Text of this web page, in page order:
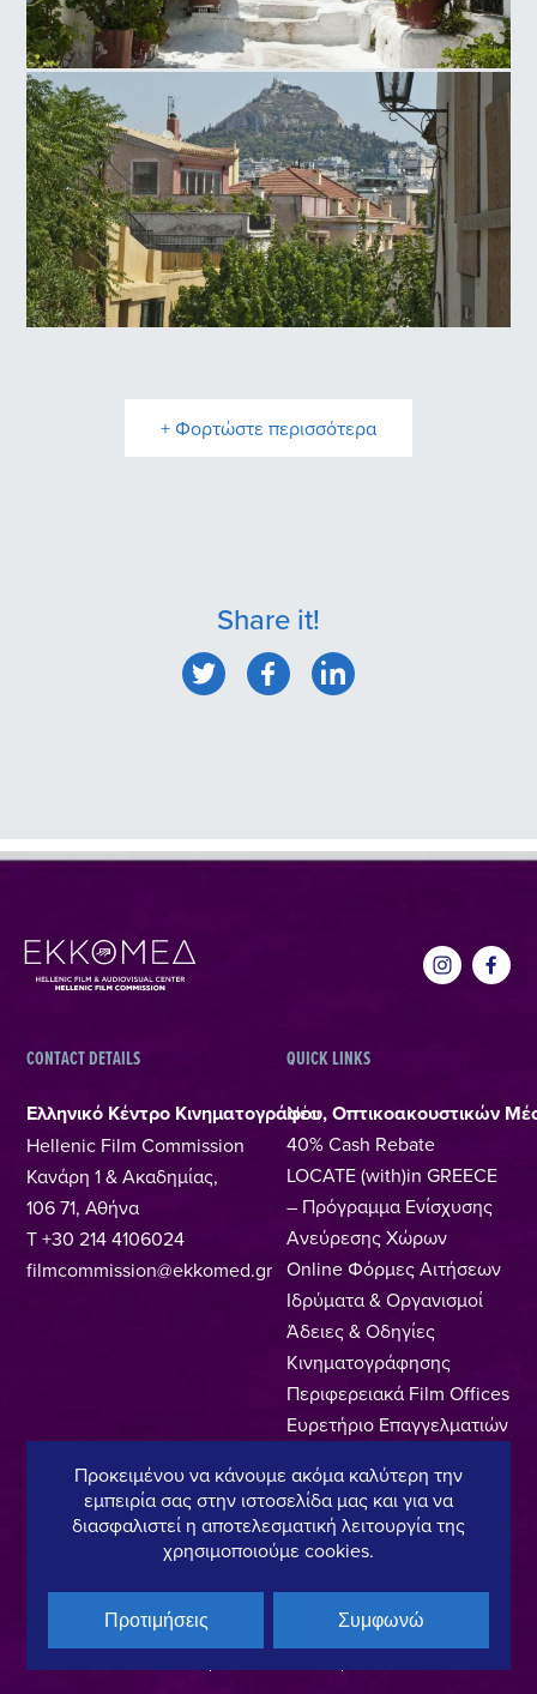
Αναφιώτικα
+ Φορτώστε περισσότερα
Share it!
CONTACT DETAILS
Ελληνικό Κέντρο Κινηματογράφου, Οπτικοακουστικών
Hellenic Film Commission
Κανάρη 1 & Ακαδημίας,
106 71, Αθήνα
T +30 214 4106024
filmcommission@ekkomed.gr
QUICK LINKS
Νέα
40% Cash Rebate
LOCATE (with)in GREECE
– Πρόγραμμα Ενίσχυσης
Ανεύρεσης Χώρων
Online Φόρμες Αιτήσεων
Ιδρύματα & Οργανισμοί
Άδειες & Οδηγίες
Κινηματογράφησης
Περιφερειακά Film Offices
Ευρετήριο Επαγγελματιών
Made In Greece
Greek Facts
Επικοινωνία
Πολιτική Απορρήτου Όροι Χρήσης Πολιτική Cookies
Προκειμένου να κάνουμε ακόμα καλύτερη την
εμπειρία σας στην ιστοσελίδα μας και για να
διασφαλιστεί η αποτελεσματική λειτουργία της
χρησιμοποιούμε cookies.
Προτιμήσεις Συμφωνώ